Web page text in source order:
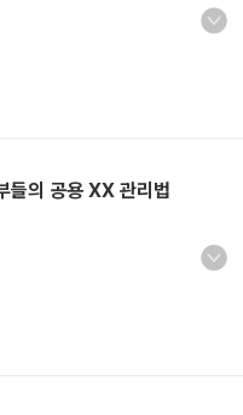
들의 공용 XX 관리법